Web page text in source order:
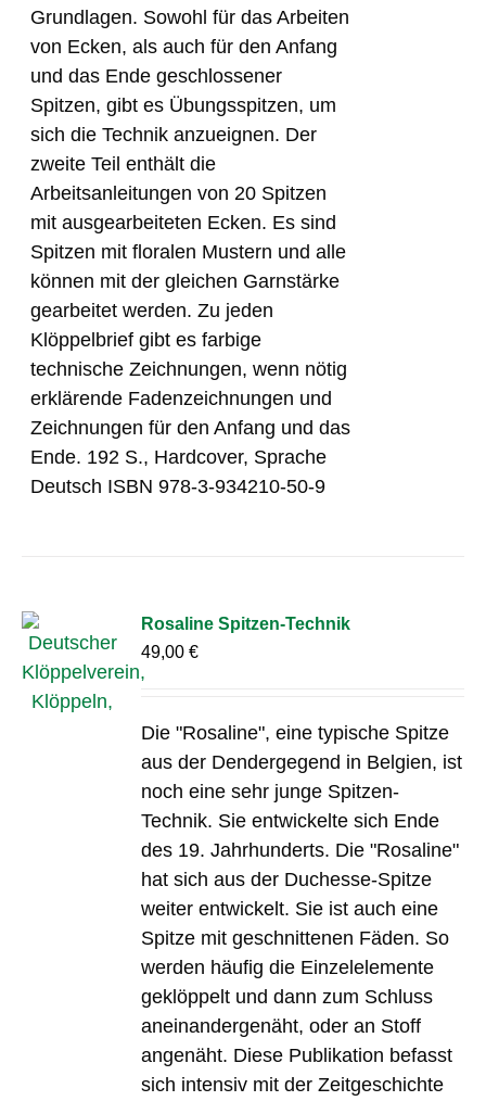
Grundlagen. Sowohl für das Arbeiten
von Ecken, als auch für den Anfang
und das Ende geschlossener
Spitzen, gibt es Übungsspitzen, um
sich die Technik anzueignen. Der
zweite Teil enthält die
Arbeitsanleitungen von 20 Spitzen
mit ausgearbeiteten Ecken. Es sind
Spitzen mit floralen Mustern und alle
können mit der gleichen Garnstärke
gearbeitet werden. Zu jeden
Klöppelbrief gibt es farbige
technische Zeichnungen, wenn nötig
erklärende Fadenzeichnungen und
Zeichnungen für den Anfang und das
Ende. 192 S., Hardcover, Sprache
Deutsch ISBN 978-3-934210-50-9
Rosaline Spitzen-Technik
49,00€
Die "Rosaline", eine typische Spitze
aus der Dendergegend in Belgien, ist
noch eine sehr junge Spitzen-
Technik. Sie entwickelte sich Ende
des 19. Jahrhunderts. Die "Rosaline"
hat sich aus der Duchesse-Spitze
weiter entwickelt. Sie ist auch eine
Spitze mit geschnittenen Fäden. So
werden häufig die Einzelelemente
geklöppelt und dann zum Schluss
aneinandergenäht, oder an Stoff
angenäht. Diese Publikation befasst
sich intensiv mit der Zeitgeschichte